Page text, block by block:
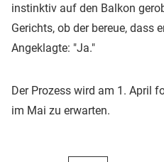
instinktiv auf den Balkon
Gerichts, ob der bereue, dass
Angeklagte: "Ja."
Der Prozess wird am 1. April
im Mai zu erwarten.